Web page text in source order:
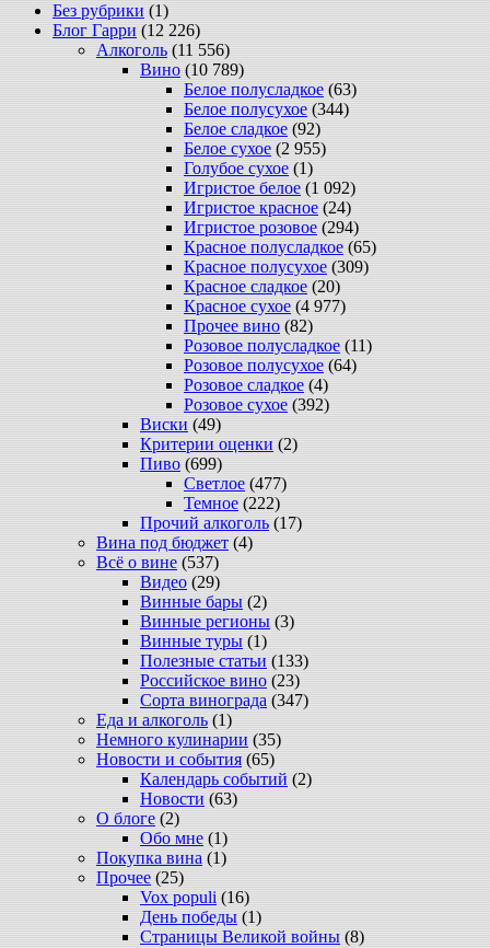
Без рубрики (1)
Блог Гарри (12 226)
Алкоголь (11 556)
Вино (10 789)
Белое полусладкое (63)
Белое полусухое (344)
Белое сладкое (92)
Белое сухое (2 955)
Голубое сухое (1)
Игристое белое (1 092)
Игристое красное (24)
Игристое розовое (294)
Красное полусладкое (65)
Красное полусухое (309)
Красное сладкое (20)
Красное сухое (4 977)
Прочее вино (82)
Розовое полусладкое (11)
Розовое полусухое (64)
Розовое сладкое (4)
Розовое сухое (392)
Виски (49)
Критерии оценки (2)
Пиво (699)
Светлое (477)
Темное (222)
Прочий алкоголь (17)
Вина под бюджет (4)
Всё о вине (537)
Видео (29)
Винные бары (2)
Винные регионы (3)
Винные туры (1)
Полезные статьи (133)
Российское вино (23)
Сорта винограда (347)
Еда и алкоголь (1)
Немного кулинарии (35)
Новости и события (65)
Календарь событий (2)
Новости (63)
О блоге (2)
Обо мне (1)
Покупка вина (1)
Прочее (25)
Vox populi (16)
День победы (1)
Страницы Великой войны (8)